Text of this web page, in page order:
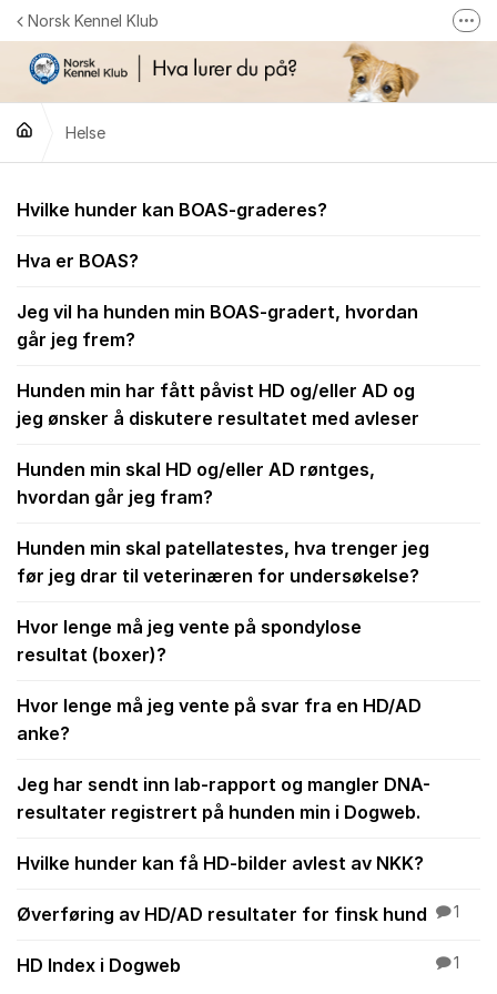
Gå til innhold
Norsk Kennel Klub
Følg oss på Facebook
Følg oss på Instagram
Helse
Helse
Hvilke hunder kan BOAS-graderes?
Hva er BOAS?
Jeg vil ha hunden min BOAS-gradert, hvordan
går jeg frem?
Hunden min har fått påvist HD og/eller AD og
jeg ønsker å diskutere resultatet med avleser
Hunden min skal HD og/eller AD røntges,
hvordan går jeg fram?
Hunden min skal patellatestes, hva trenger jeg
før jeg drar til veterinæren for undersøkelse?
Hvor lenge må jeg vente på spondylose
resultat (boxer)?
Hvor lenge må jeg vente på svar fra en HD/AD
anke?
Jeg har sendt inn lab-rapport og mangler DNA-
resultater registrert på hunden min i Dogweb.
Hvilke hunder kan få HD-bilder avlest av NKK?
Øverføring av HD/AD resultater for finsk hund 1
HD Index i Dogweb 1